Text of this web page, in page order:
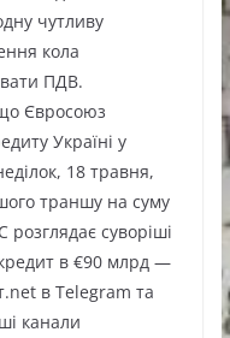
чутливу
кола
ПДВ.
Євросоюз
Україні у
18 травня,
траншу на суму
суворіші
в €90 млрд —
в Telegram та
канали